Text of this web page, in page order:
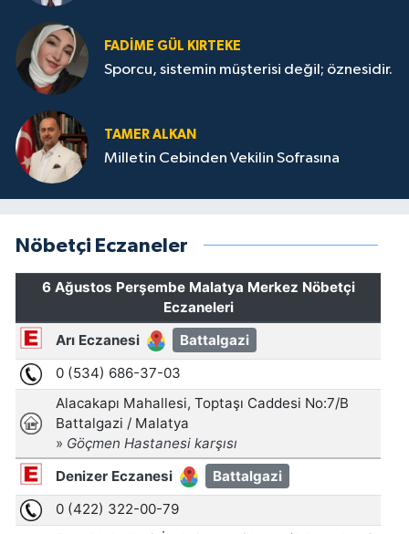
FADIME GÜL KIRTEKE
Sporcu, sistemin müşterisi değil; öznesidir.
TAMER ALKAN
Milletin Cebinden Vekilin Sofrasına
Nöbetçi Eczaneler